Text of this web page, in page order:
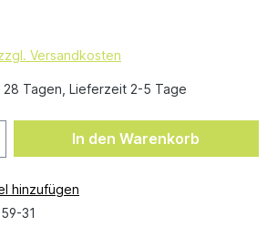
Versandkosten
28 Tagen, Lieferzeit 2-5 Tage
In den Warenkorb
hinzufügen
59-31